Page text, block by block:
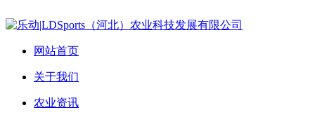
网站首页
关于我们
农业资讯